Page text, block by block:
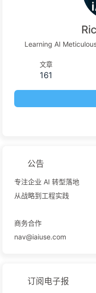
Learning AI
文章
161
公告
专注企业 AI 转型落地
从战略到工程实践
商务合作
nav@iaiuse.com
订阅电子报